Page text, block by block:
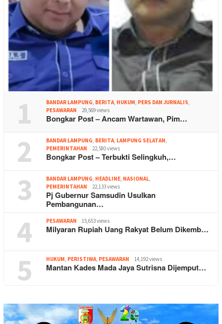
1 BANDAR LAMPUNG, BERITA, HUKUM, PERS DAN JURNALIS,
PESAWARAN
29,569 views
Bongkar Post – Ancam Wartawan, Pim…
2 BANDAR LAMPUNG, BERITA, LAMPUNG SELATAN,
PEMERINTAHAN
22,580 views
Bongkar Post – Terbukti Selingkuh,…
3 BANDAR LAMPUNG, HEADLINE, NASIONAL,
PEMERINTAHAN
22,133 views
Pj Gubernur Samsudin Usulkan
Pembangunan…
4 PESAWARAN 15,653 views
Milyaran Rupiah Uang Rakyat Belum Dikemb…
5 HUKUM, PERISTIWA, PESAWARAN 14,192 views
Mantan Kades Mada Jaya Sutrisna Dijemput…